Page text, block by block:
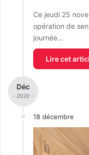
Ce jeudi 25
opération de
journée…
Lire cet
Déc
- 2020 -
18 décembre